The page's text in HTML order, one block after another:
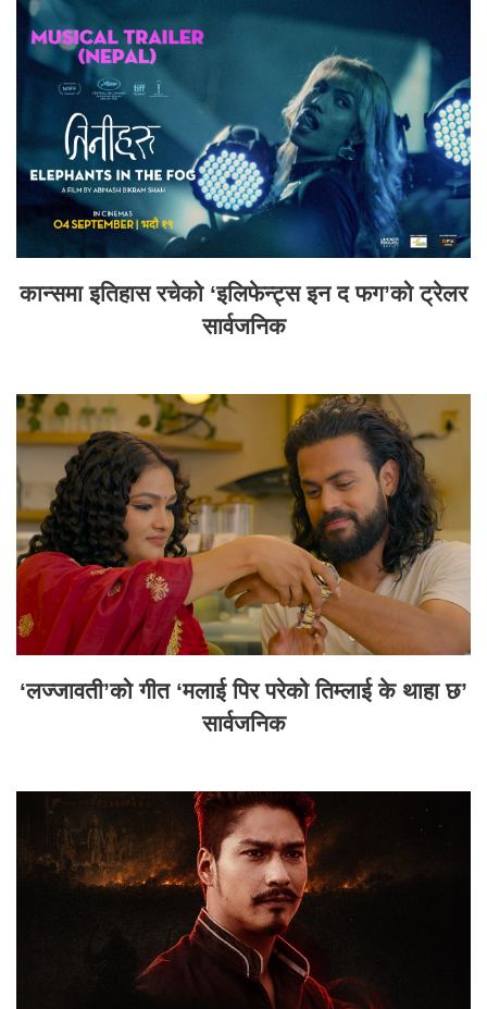
कान्समा इतिहास रचेको ‘इलिफेन्ट्स इन द फग’को ट्रेलर
सार्वजनिक
‘लज्जावती’को गीत ‘मलाई पिर परेको तिम्लाई के थाहा छ’
सार्वजनिक